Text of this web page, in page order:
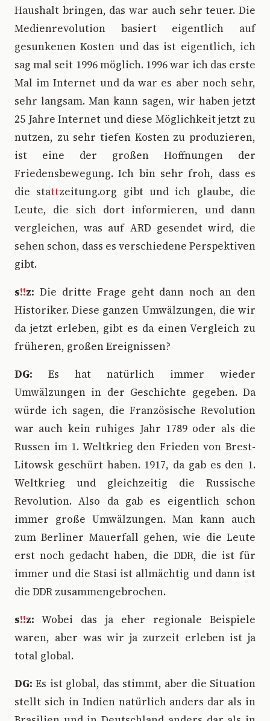
Haushalt bringen, das war auch sehr teuer. Die
Medienrevolution basiert eigentlich auf
gesunkenen Kosten und das ist eigentlich, ich
sag mal seit 1996 möglich. 1996 war ich das erste
Mal im Internet und da war es aber noch sehr,
sehr langsam. Man kann sagen, wir haben jetzt
25 Jahre Internet und diese Möglichkeit jetzt zu
nutzen, zu sehr tiefen Kosten zu produzieren,
ist eine der großen Hoffnungen der
Friedensbewegung. Ich bin sehr froh, dass es
die stattzeitung.org gibt und ich glaube, die
Leute, die sich dort informieren, und dann
vergleichen, was auf ARD gesendet wird, die
sehen schon, dass es verschiedene Perspektiven
gibt.
s!!z: Die dritte Frage geht dann noch an den
Historiker. Diese ganzen Umwälzungen, die wir
da jetzt erleben, gibt es da einen Vergleich zu
früheren, großen Ereignissen?
DG: Es hat natürlich immer wieder
Umwälzungen in der Geschichte gegeben. Da
würde ich sagen, die Französische Revolution
war auch kein ruhiges Jahr 1789 oder als die
Russen im 1. Weltkrieg den Frieden von Brest-
Litowsk geschürt haben. 1917, da gab es den 1.
Weltkrieg und gleichzeitig die Russische
Revolution. Also da gab es eigentlich schon
immer große Umwälzungen. Man kann auch
zum Berliner Mauerfall gehen, wie die Leute
erst noch gedacht haben, die DDR, die ist für
immer und die Stasi ist allmächtig und dann ist
die DDR zusammengebrochen.
s!!z: Wobei das ja eher regionale Beispiele
waren, aber was wir ja zurzeit erleben ist ja
total global.
DG: Es ist global, das stimmt, aber die Situation
stellt sich in Indien natürlich anders dar als in